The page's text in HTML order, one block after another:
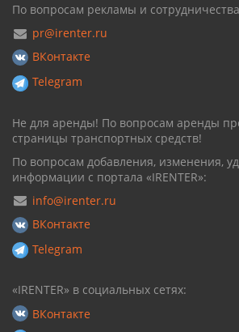
По вопросам рекламы и сотрудничества
pr@irenter.ru
ВКонтакте
Telegram
Не для аренды! По вопросам аренды
страницы транспортных средств!
По вопросам добавления, изменения,
информации с портала «IRENTER»:
info@irenter.ru
ВКонтакте
Telegram
«IRENTER» в социальных сетях:
ВКонтакте